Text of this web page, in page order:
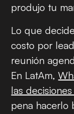
produjo tu
Lo que
costo por
reunión
En LatAm,
las
pena hacerlo